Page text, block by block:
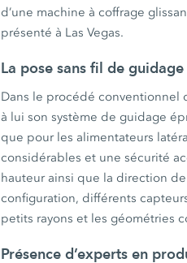
d’une machine à coffrage
présenté à Las Vegas.
La pose sans fil de
Dans le procédé conventionnel
à lui son système de guidage
que pour les alimentateurs
considérables et une sécurité
hauteur ainsi que la direction
configuration, différents
petits rayons et les géométries
Présence d’experts en